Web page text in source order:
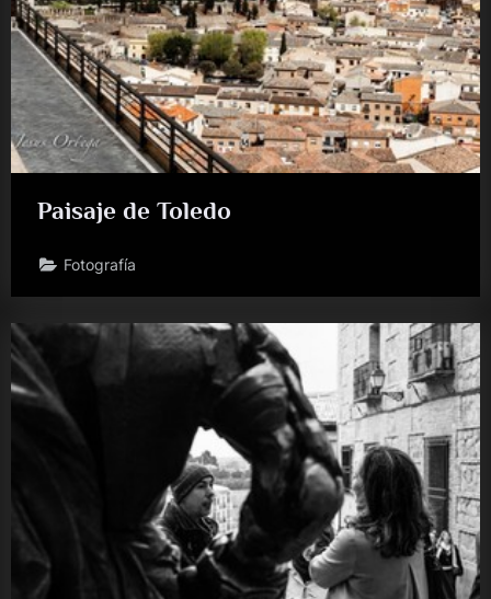
Paisaje de Toledo
Fotografía